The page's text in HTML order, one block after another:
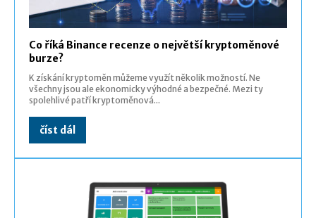
Co říká Binance recenze o největší kryptoměnové
burze?
K získání kryptoměn můžeme využít několik možností. Ne
všechny jsou ale ekonomicky výhodné a bezpečné. Mezi ty
spolehlivé patří kryptoměnová...
číst dál